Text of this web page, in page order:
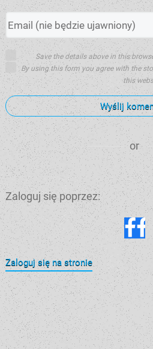
Save the details above in this
By using this form you agree with the
this
Wyślij
or
Zaloguj się poprzez:
Zaloguj się na stronie